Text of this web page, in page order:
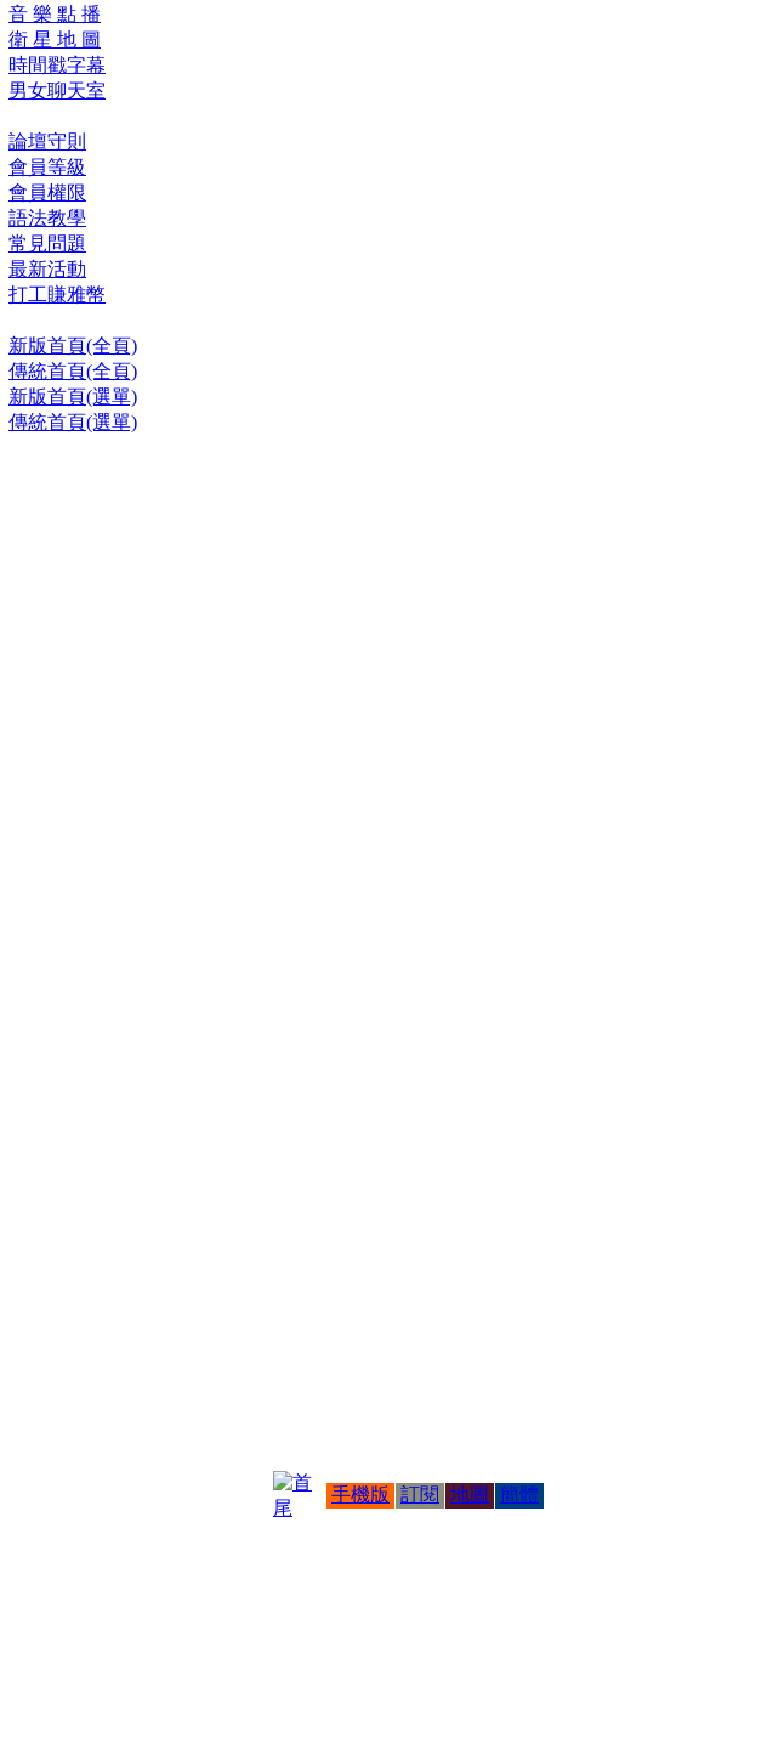
音 樂 點 播
衛 星 地 圖
時間戳字幕
男女聊天室
論壇守則
會員等級
會員權限
語法教學
常見問題
最新活動
打工賺雅幣
新版首頁(全頁)
傳統首頁(全頁)
新版首頁(選單)
傳統首頁(選單)
手機版 訂閱 地圖 簡體